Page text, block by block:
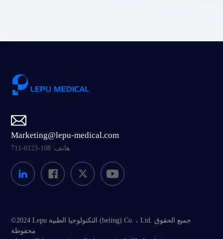
Marketing@lepu-medical.com
هاتف: 108-0123-711
©2024 Lepu التكنولوجيا الطبية (beiing) Co. ، Ltd. جميع الحقوق
محفوظة